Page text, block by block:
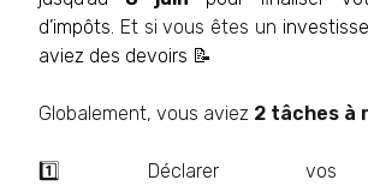
d’impôts. Et si vous êtes un
aviez des devoirs 📝
Globalement, vous aviez 2 tâches à
1️⃣ Déclarer vos